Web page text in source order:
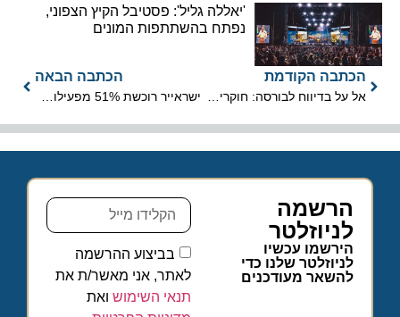
'יאללה גליל': פסטיבל הקיץ הצפוני,
נפתח בהשתתפות המונים
הכתבה הקודמת
אל על בדיווח לבורסה: חוקרים פשטו על משרדי החברה
הכתבה הבאה
ישראייר רוכשת 51% מפעילות חברת טיקטיק
הרשמה
לניוזלטר
הירשמו עכשיו
לניוזלטר שלנו כדי
להשאר מעודכנים
בביצוע ההרשמה
לאתר, אני מאשר/ת את
תנאי השימושואת